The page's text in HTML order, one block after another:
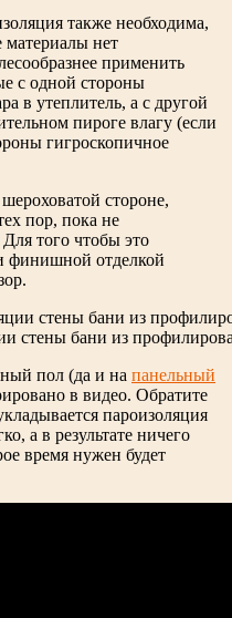
также необходима,
материалы нет
применить
с одной стороны
в утеплитель, а с другой
пироге влагу (если
гигроскопичное
стороне,
пор, пока не
того чтобы это
финишной отделкой
стены бани из
пол (да и на панельный
в видео. Обратите
пароизоляция
а в результате ничего
время нужен будет